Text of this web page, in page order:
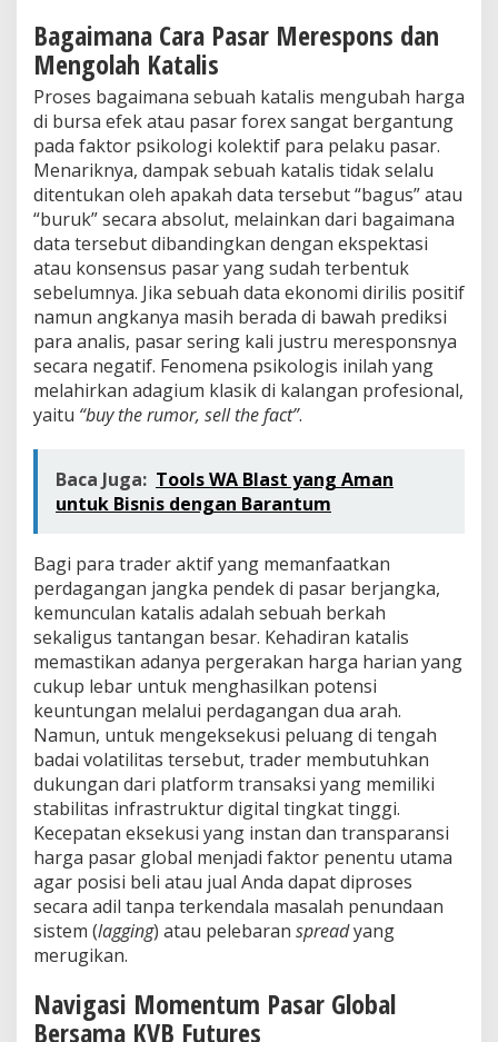
Bagaimana Cara Pasar Merespons dan
Mengolah Katalis
Proses bagaimana sebuah katalis mengubah harga
di bursa efek atau pasar forex sangat bergantung
pada faktor psikologi kolektif para pelaku pasar.
Menariknya, dampak sebuah katalis tidak selalu
ditentukan oleh apakah data tersebut “bagus” atau
“buruk” secara absolut, melainkan dari bagaimana
data tersebut dibandingkan dengan ekspektasi
atau konsensus pasar yang sudah terbentuk
sebelumnya. Jika sebuah data ekonomi dirilis positif
namun angkanya masih berada di bawah prediksi
para analis, pasar sering kali justru meresponsnya
secara negatif. Fenomena psikologis inilah yang
melahirkan adagium klasik di kalangan profesional,
yaitu “buy the rumor, sell the fact”.
Baca Juga: Tools WA Blast yang Aman
untuk Bisnis dengan Barantum
Bagi para trader aktif yang memanfaatkan
perdagangan jangka pendek di pasar berjangka,
kemunculan katalis adalah sebuah berkah
sekaligus tantangan besar. Kehadiran katalis
memastikan adanya pergerakan harga harian yang
cukup lebar untuk menghasilkan potensi
keuntungan melalui perdagangan dua arah.
Namun, untuk mengeksekusi peluang di tengah
badai volatilitas tersebut, trader membutuhkan
dukungan dari platform transaksi yang memiliki
stabilitas infrastruktur digital tingkat tinggi.
Kecepatan eksekusi yang instan dan transparansi
harga pasar global menjadi faktor penentu utama
agar posisi beli atau jual Anda dapat diproses
secara adil tanpa terkendala masalah penundaan
sistem (lagging) atau pelebaran spreadyang
merugikan.
Navigasi Momentum Pasar Global
Bersama KVB Futures